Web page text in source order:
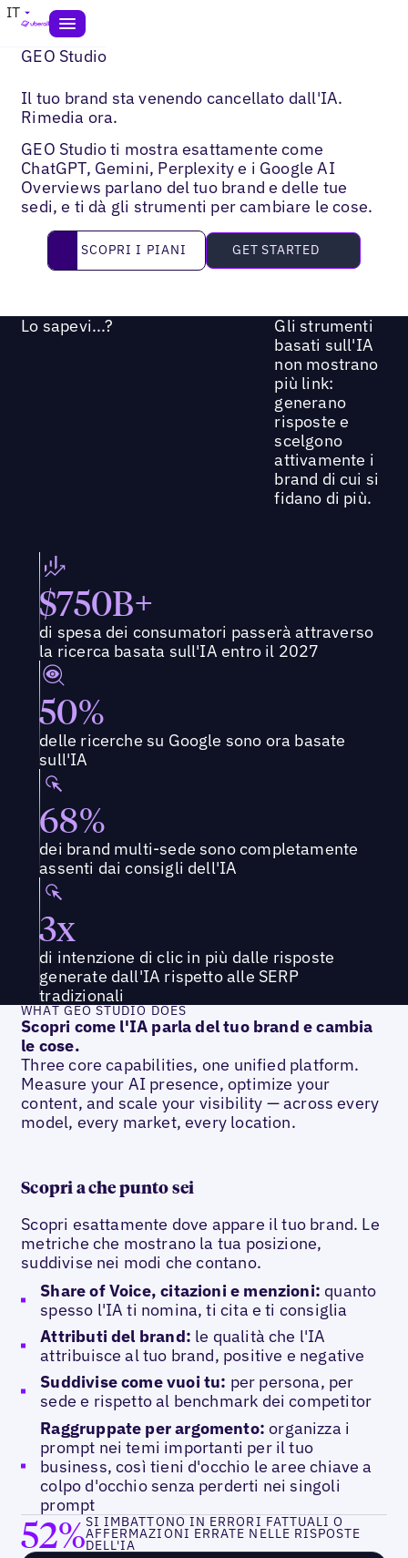
IT
GEO Studio
Il tuo brand sta venendo cancellato dall'IA.
Rimedia ora.
GEO Studio ti mostra esattamente come
ChatGPT, Gemini, Perplexity e i Google AI
Overviews parlano del tuo brand e delle tue
sedi, e ti dà gli strumenti per cambiare le cose.
Scopri i piani
SCOPRI I PIANI GET STARTED
Lo sapevi...?
Gli strumenti
basati sull'IA
non mostrano
più link:
generano
risposte e
scelgono
attivamente i
brand di cui si
fidano di più.
$750B+
di spesa dei consumatori passerà attraverso
la ricerca basata sull'IA entro il 2027
50%
delle ricerche su Google sono ora basate
sull'IA
68%
dei brand multi-sede sono completamente
assenti dai consigli dell'IA
3x
di intenzione di clic in più dalle risposte
generate dall'IA rispetto alle SERP
tradizionali
WHAT GEO STUDIO DOES
Scopri come l'IA parla del tuo brand e cambia
le cose.
Three core capabilities, one unified platform.
Measure your AI presence, optimize your
content, and scale your visibility — across every
model, every market, every location.
Scopri a che punto sei
Scopri esattamente dove appare il tuo brand. Le
metriche che mostrano la tua posizione,
suddivise nei modi che contano.
Share of Voice, citazioni e menzioni: quanto
spesso l'IA ti nomina, ti cita e ti consiglia
Attributi del brand: le qualità che l'IA
attribuisce al tuo brand, positive e negative
Suddivise come vuoi tu: per persona, per
sede e rispetto al benchmark dei competitor
Raggruppate per argomento:organizza i
prompt nei temi importanti per il tuo
business, così tieni d'occhio le aree chiave a
colpo d'occhio senza perderti nei singoli
prompt
52%SI IMBATTONO IN ERRORI FATTUALI O
AFFERMAZIONI ERRATE NELLE RISPOSTE
DELL'IA